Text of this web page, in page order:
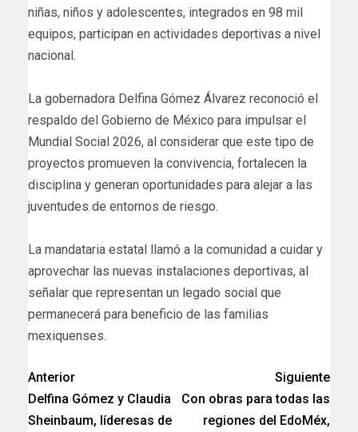
niñas, niños y adolescentes, integrados en 98 mil
equipos, participan en actividades deportivas a nivel
nacional.
La gobernadora Delfina Gómez Álvarez reconoció el
respaldo del Gobierno de México para impulsar el
Mundial Social 2026, al considerar que este tipo de
proyectos promueven la convivencia, fortalecen la
disciplina y generan oportunidades para alejar a las
juventudes de entornos de riesgo.
La mandataria estatal llamó a la comunidad a cuidar y
aprovechar las nuevas instalaciones deportivas, al
señalar que representan un legado social que
permanecerá para beneficio de las familias
mexiquenses.
Anterior
Delfina Gómez y Claudia
Sheinbaum, líderesas de
Siguiente
Con obras para todas las
regiones del EdoMéx,